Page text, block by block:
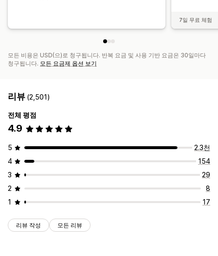
7일 무료 체험
모든 비용은 USD(으)로 청구됩니다. 반복 요금 및 사용 기반 요금은 30일마다
청구됩니다. 모든 요금제 옵션 보기
리뷰 (2,501)
전체 평점
4.9
5
2.3천
4
154
3
29
2
8
1
17
리뷰 작성 모든 리뷰